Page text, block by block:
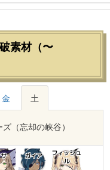
素材（〜
金 土
（忘却の峡谷）
ガイア
フィッシュ
ル